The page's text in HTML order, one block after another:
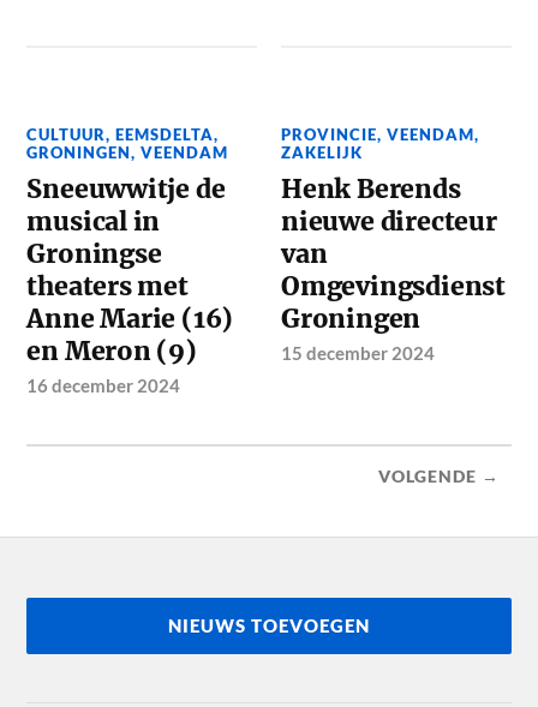
CULTUUR,EEMSDELTA,
GRONINGEN,VEENDAM
Sneeuwwitje de
musical in
Groningse
theaters met
Anne Marie (16)
en Meron (9)
16 december 2024
PROVINCIE,VEENDAM,
ZAKELIJK
Henk Berends
nieuwe directeur
van
Omgevingsdienst
Groningen
15 december 2024
VOLGENDE →
NIEUWS TOEVOEGEN